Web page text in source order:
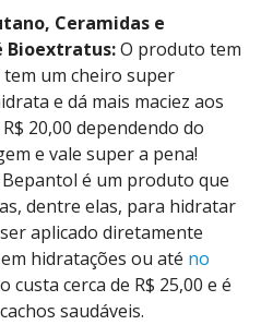
Ceramidas e
Bioextratus:O produto tem
um cheiro super
e dá mais maciez aos
20,00 dependendo do
e vale super a pena!
Bepantol é um produto que
dentre elas, para hidratar
aplicado diretamente
hidratações ou até no
custa cerca de R$ 25,00 e é
saudáveis.